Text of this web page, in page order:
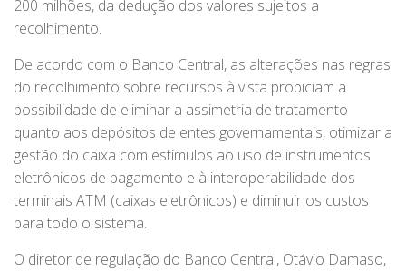
200 milhões, da dedução dos valores sujeitos a
recolhimento.
De acordo com o Banco Central, as alterações nas regras
do recolhimento sobre recursos à vista propiciam a
possibilidade de eliminar a assimetria de tratamento
quanto aos depósitos de entes governamentais, otimizar a
gestão do caixa com estímulos ao uso de instrumentos
eletrônicos de pagamento e à interoperabilidade dos
terminais ATM (caixas eletrônicos) e diminuir os custos
para todo o sistema.
O diretor de regulação do Banco Central, Otávio Damaso,